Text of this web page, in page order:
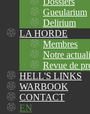
Gueularium
Delirium
LA HORDE
Membres
Notre
Revue de
HELL'S LINKS
WARBOOK
CONTACT
EN